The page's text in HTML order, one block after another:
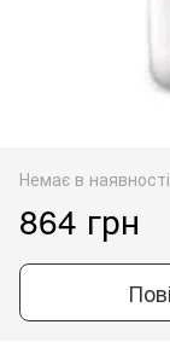
Немає в наявності
864 грн